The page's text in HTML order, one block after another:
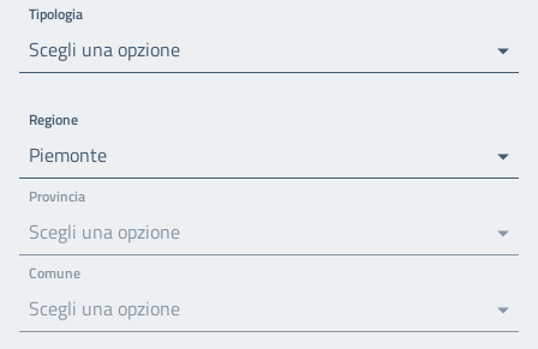
Tipologia
Scegli una opzione
Regione
Piemonte
Provincia
Scegli una opzione
Comune
Scegli una opzione